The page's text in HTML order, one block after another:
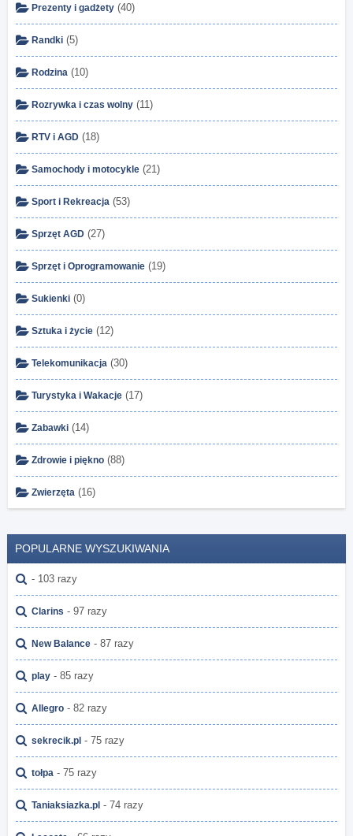
Prezenty i gadżety (40)
Randki (5)
Rodzina (10)
Rozrywka i czas wolny (11)
RTV i AGD (18)
Samochody i motocykle (21)
Sport i Rekreacja (53)
Sprzęt AGD (27)
Sprzęt i Oprogramowanie (19)
Sukienki (0)
Sztuka i życie (12)
Telekomunikacja (30)
Turystyka i Wakacje (17)
Zabawki (14)
Zdrowie i piękno (88)
Zwierzęta (16)
POPULARNE WYSZUKIWANIA
- 103 razy
Clarins - 97 razy
New Balance - 87 razy
play - 85 razy
Allegro - 82 razy
sekrecik.pl - 75 razy
tołpa - 75 razy
Taniaksiazka.pl - 74 razy